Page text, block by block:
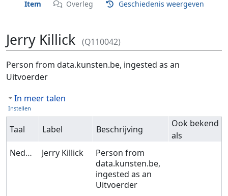
Item Overleg Geschiedenis weergeven
Jerry Killick (Q110042)
Ga naar:navigatie,zoeken
Person from data.kunsten.be, ingested as an
Uitvoerder
In meer talen
Instellen
Taal Label Beschrijving
Ook bekend
als
Nederlands
Jerry Killick
Person from
data.kunsten.be,
ingested as an
Uitvoerder